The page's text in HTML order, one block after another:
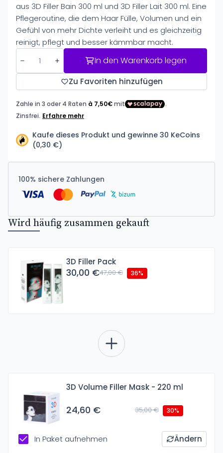
aus 3D Filler Bain 300 ml und 3D Filler Lait 300 ml. Eine
Pflegeroutine, die dem Haar Fülle, Volumen und ein
Gefühl von mehr Dichte verleiht und es gleichzeitig
reinigt, pflegt und besser kämmbar macht.
In den Warenkorb legen
Zu Favoriten hinzufügen
Kaufe dieses Produkt und gewinne 30 KeCoins
(0,30 €)
100% sichere Zahlungen
Wird häufig zusammen gekauft
3D Filler Pack
30,00 €47,00 € 36%
3D Volume Filler Mask - 220 ml
24,60 € 35,00 € 30%
In Paket aufnehmen Ändern